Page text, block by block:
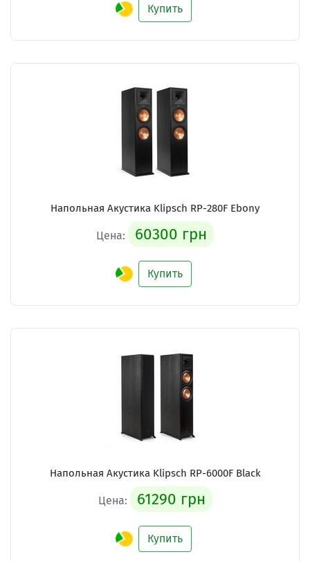
Купить
Напольная Акустика Klipsch RP-280F Ebony
Цена: 60300 грн
Купить
Напольная Акустика Klipsch RP-6000F Black
Цена: 61290 грн
Купить